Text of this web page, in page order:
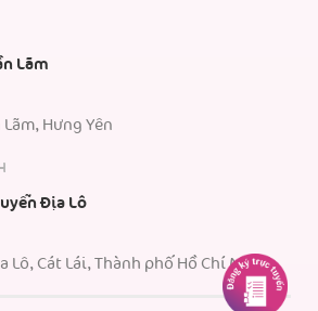
Lãm
Hưng Yên
Địa Lô
Lô, Cát Lái, Thành phố Hồ Chí Minh.